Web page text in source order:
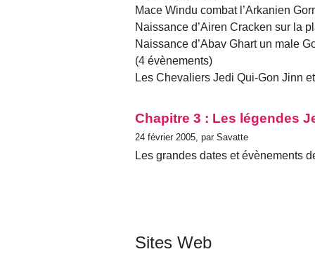
Mace Windu combat l’Arkanien
Naissance d’Airen Cracken sur la
Naissance d’Abav Ghart un male
(4 évènements)
Les Chevaliers Jedi Qui-Gon Jinn
Chapitre 3 : Les légendes
24 février 2005, par Savatte
Les grandes dates et évènements
Sites Web